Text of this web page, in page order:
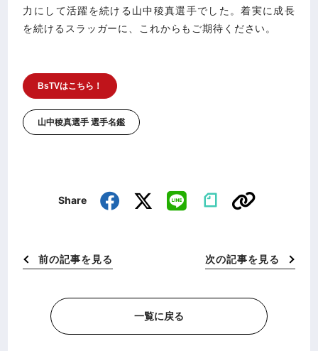
力にして活躍を続ける山中稜真選手でした。着実に成長
を続けるスラッガーに、これからもご期待ください。
BsTVはこちら！
山中稜真選手 選手名鑑
Share
前の記事を見る 次の記事を見る
一覧に戻る